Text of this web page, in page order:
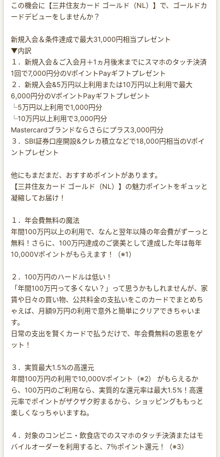
この機会に【三井住友カード ゴールド（NL）】で、ゴールドカ
ードデビューをしませんか？
新規入会＆条件達成で最大31,000円相当プレゼント
▼内訳
１．新規入会＆ご入会月＋1ヵ月後末までにスマホのタッチ決済
1回で7,000円分のVポイントPayギフトプレゼント
２．新規入会&5万円以上利用または10万円以上利用で最大
6,000円分のVポイントPayギフトプレゼント
└5万円以上利用で1,000円分
└10万円以上利用で3,000円分
Mastercardブランドならさらにプラス3,000円分
３．SBI証券口座開設&クレカ積立などで18,000円相当のVポイ
ントプレゼント
他にもまだまだ、おすすめポイントがあります。
【三井住友カード ゴールド（NL）】の魅力ポイントをギュッと
凝縮してお届け！
１．年会費無料の魔法
年間100万円以上の利用で、なんと翌年以降の年会費がずーっと
無料！さらに、100万円達成のご褒美として達成した年は毎年
10,000Vポイントがもらえます！（※1）
２．100万円のハードルは低い！
「年間100万円って多くない？」って思うかもしれませんが、家
賃や日々の買い物、公共料金の支払いをこのカードでまとめち
ゃえば、月額9万円の利用で意外と簡単にクリアできちゃいま
す。
日常の支出を賢くカードで払うだけで、年会費無料の恩恵をゲ
ット！
３．実質最大1.5%の高還元
年間100万円の利用で10,000Vポイント（※2） がもらえるか
ら、100万円のご利用なら、実質的な還元率は最大1.5%！高還
元率でポイントがザクザク貯まるから、ショッピングももっと
楽しくなっちゃいますね。
４．対象のコンビニ・飲食店でのスマホのタッチ決済またはモ
バイルオーダーを利用すると、7％ポイント還元！（※3）